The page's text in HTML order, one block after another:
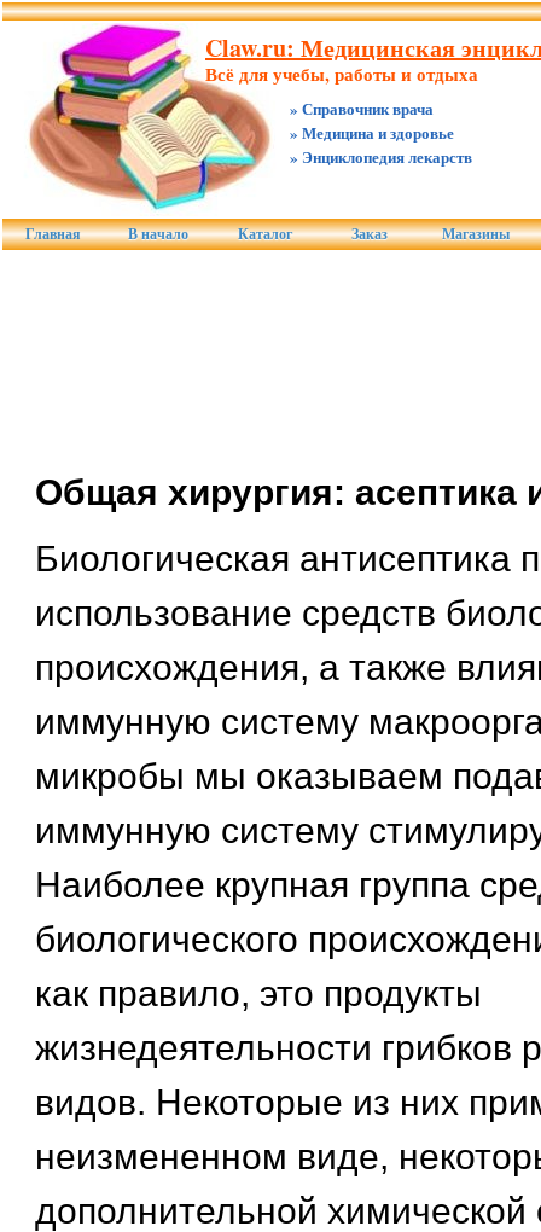
Claw.ru: Медицинская
Всё для учебы, работы и отдыха
» Справочник врача
» Медицина и здоровье
» Энциклопедия лекарств
Главная В начало Каталог Заказ Магазины
Общая хирургия: асептика
Биологическая антисептика
использование средств
происхождения, а также
иммунную систему
микробы мы оказываем
иммунную систему
Наиболее крупная группа
биологического
как правило, это продукты
жизнедеятельности грибков
видов. Некоторые из них
неизмененном виде,
дополнительной химической